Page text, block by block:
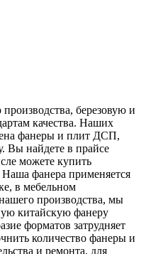
березовую и
качества. Наших
фанеры и плит ДСП,
Вы найдете в прайсе
можете купить
фанера применяется
в мебельном
производства, мы
китайскую фанеру
форматов затрудняет
количество фанеры и
и ремонта, для